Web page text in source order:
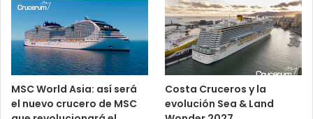
MSC World Asia: así será
el nuevo crucero de MSC
Costa Cruceros y la
evolución Sea & Land